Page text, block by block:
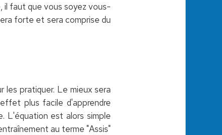
faut que vous soyez vous-
forte et sera comprise du
pratiquer. Le mieux sera
plus facile d'apprendre
L'équation est alors simple
au terme "Assis"